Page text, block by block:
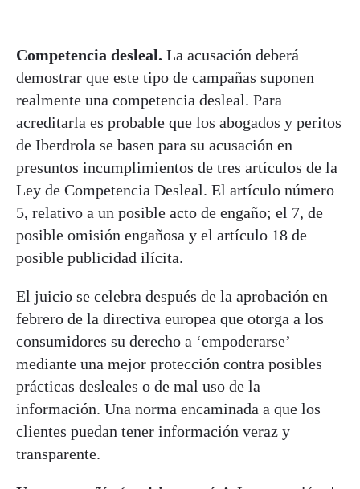
Competencia desleal. La acusación deberá
demostrar que este tipo de campañas suponen
realmente una competencia desleal. Para
acreditarla es probable que los abogados y peritos
de Iberdrola se basen para su acusación en
presuntos incumplimientos de tres artículos de la
Ley de Competencia Desleal. El artículo número
5, relativo a un posible acto de engaño; el 7, de
posible omisión engañosa y el artículo 18 de
posible publicidad ilícita.
El juicio se celebra después de la aprobación en
febrero de la directiva europea que otorga a los
consumidores su derecho a ‘empoderarse’
mediante una mejor protección contra posibles
prácticas desleales o de mal uso de la
información. Una norma encaminada a que los
clientes puedan tener información veraz y
transparente.